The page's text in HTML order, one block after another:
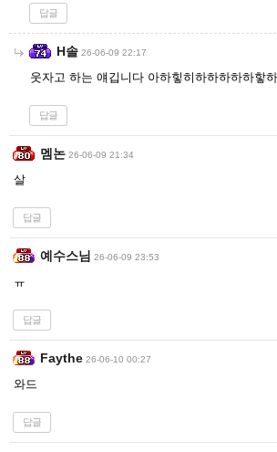
답글
H솔 26-06-09 22:17
웃자고 하는 얘깁니다 아하힣히하하하하하핳
답글
멤논 26-06-09 21:34
살
답글
예수스님 26-06-09 23:53
ㅠ
답글
Faythe 26-06-10 00:27
와드
답글